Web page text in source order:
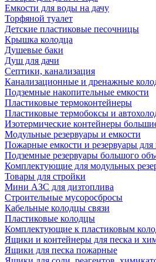
Емкости для воды на дачу
Торфяной туалет
Детские пластиковые песочницы
Крышка колодца
Душевые баки
Душ для дачи
Септики, канализация
Канализационные и дренажные
Подземные накопительные емкости
Пластиковые термоконтейнеры
Пластиковые термобоксы и
Изотермические контейнеры
Модульные резервуары и емкости
Пожарные емкости и резервуары
Подземные резервуары большого
Комплектующие для модульных
Товары для стройки
Мини АЗС для дизтоплива
Строительные мусоросбросы
Кабельные колодцы связи
Пластиковые колодцы
Комплектующие к пластиковым
Ящики и контейнеры для песка и
Ящики для песка пожарные